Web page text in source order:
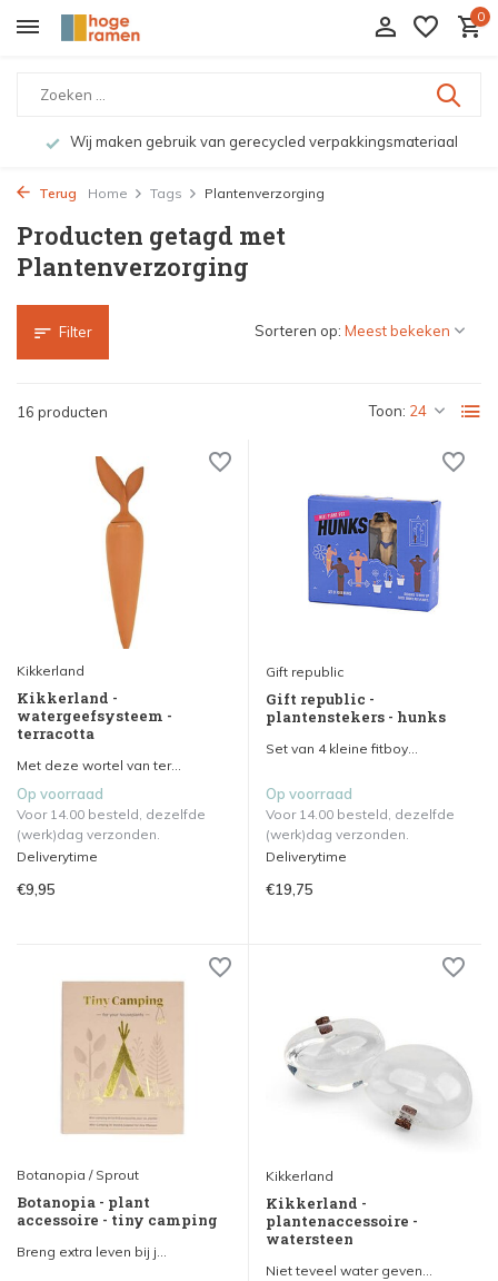
0
Wij maken gebruik van gerecycled verpakkingsmateriaal
Terug Home Tags Plantenverzorging
Producten getagd met
Plantenverzorging
Filter
16 producten Toon:
Sorteren op:
Kikkerland
Kikkerland -
watergeefsysteem -
terracotta
Met deze wortel van ter...
Op voorraad
Voor 14.00 besteld, dezelfde
(werk)dag verzonden.
Deliverytime
€9,95
Gift republic
Gift republic -
plantenstekers - hunks
Set van 4 kleine fitboy...
Op voorraad
Voor 14.00 besteld, dezelfde
(werk)dag verzonden.
Deliverytime
€19,75
Botanopia / Sprout
Botanopia - plant
accessoire - tiny camping
Breng extra leven bij j...
Kikkerland
Kikkerland -
plantenaccessoire -
watersteen
Niet teveel water geven...